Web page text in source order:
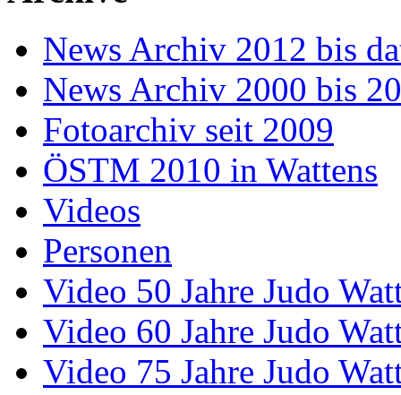
News Archiv 2012 bis
News Archiv 2000 bis
Fotoarchiv seit 2009
ÖSTM 2010 in Wattens
Videos
Personen
Video 50 Jahre Judo
Video 60 Jahre Judo
Video 75 Jahre Judo